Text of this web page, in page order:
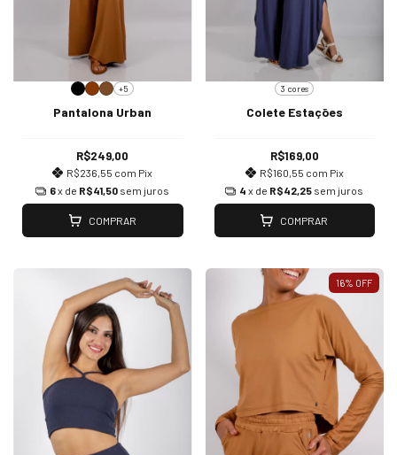
+5
Pantalona Urban
R$249,00
R$236,55 com Pix
6x de R$41,50 sem juros
COMPRAR
3 cores
Colete Estações
R$169,00
R$160,55 com Pix
4 x de R$42,25 sem juros
COMPRAR
16% OFF